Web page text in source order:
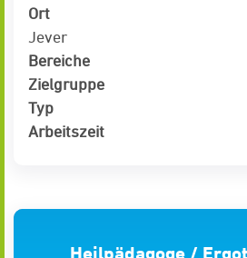
Ort
Jever
Bereiche
Zielgruppe
Typ
Arbeitszeit
Heilpädagoge /